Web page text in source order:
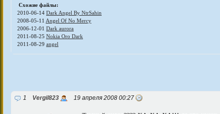
Схожие файлы:
2010-06-14 Dark Angel By NtrSahin
2008-05-11 Angel Of No Mercy
2006-12-01 Dark aurora
2011-08-25 Nokia Oro Dark
2011-08-29 angel
1 Vergil823 19 апреля 2008 00:27